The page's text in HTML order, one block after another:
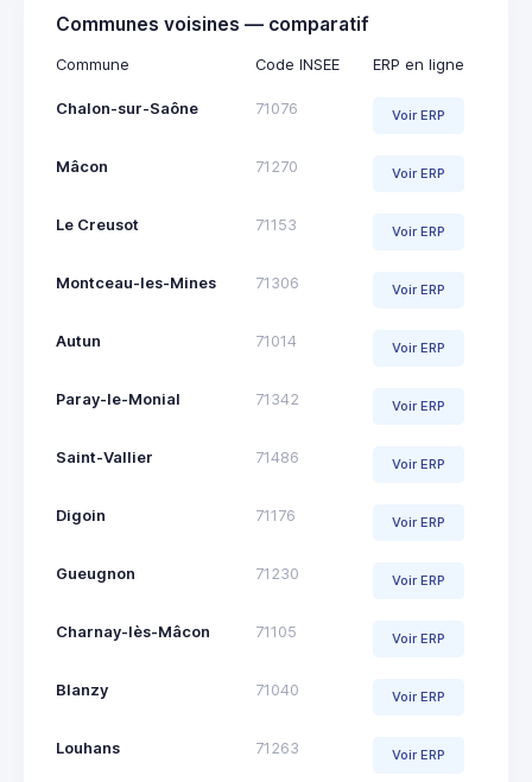
Communes voisines — comparatif
Commune Code INSEE ERP en ligne
Chalon-sur-Saône 71076 Voir ERP
Mâcon 71270 Voir ERP
Le Creusot 71153 Voir ERP
Montceau-les-Mines 71306 Voir ERP
Autun 71014 Voir ERP
Paray-le-Monial 71342 Voir ERP
Saint-Vallier 71486 Voir ERP
Digoin 71176 Voir ERP
Gueugnon 71230 Voir ERP
Charnay-lès-Mâcon 71105 Voir ERP
Blanzy 71040 Voir ERP
Louhans 71263 Voir ERP